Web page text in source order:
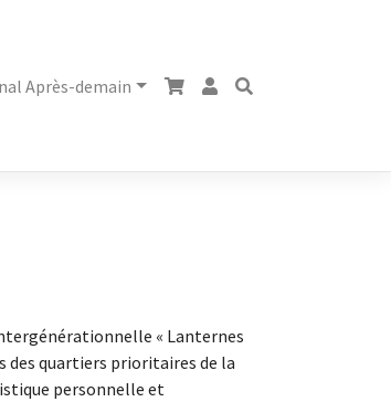
Après-demain
« Lanternes
des quartiers prioritaires de la
personnelle et